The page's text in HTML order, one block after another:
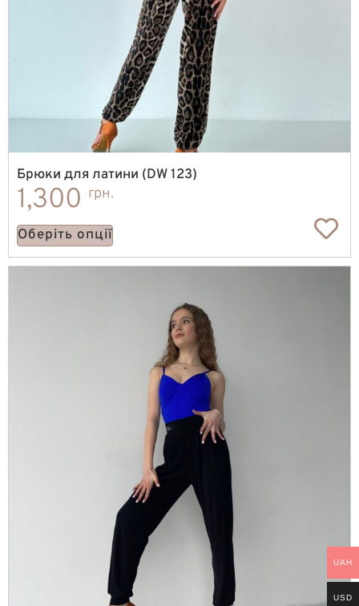
Брюки для латини (DW 123)
1,300 грн.
Оберіть опції
UAH
USD